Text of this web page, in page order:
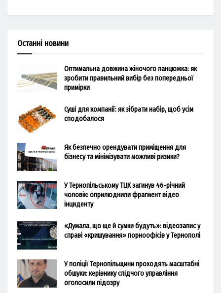
Останні новини
Оптимальна довжина жіночого ланцюжка: як
зробити правильний вибір без попередньої
примірки
Суші для компанії: як зібрати набір, щоб усім
сподобалося
Як безпечно орендувати приміщення для
бізнесу та мінімізувати можливі ризики?
У Тернопільському ТЦК загинув 46-річний
чоловік: оприлюднили фрагмент відео
інциденту
«Думала, що ще й сумки будуть»: відеозапис у
справі «кришування» порноофісів у Тернополі
У поліції Тернопільщини проходять масштабні
обшуки: керівнику слідчого управління
оголосили підозру